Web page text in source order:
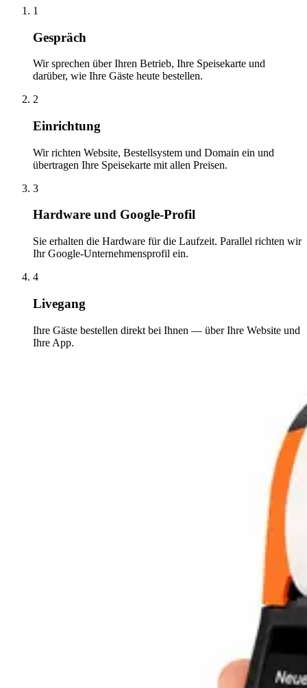
1
Gespräch
Wir sprechen über Ihren Betrieb, Ihre Speisekarte und
darüber, wie Ihre Gäste heute bestellen.
2
Einrichtung
Wir richten Website, Bestellsystem und Domain ein und
übertragen Ihre Speisekarte mit allen Preisen.
3
Hardware und Google-Profil
Sie erhalten die Hardware für die Laufzeit. Parallel richten wir
Ihr Google-Unternehmensprofil ein.
4
Livegang
Ihre Gäste bestellen direkt bei Ihnen — über Ihre Website und
Ihre App.